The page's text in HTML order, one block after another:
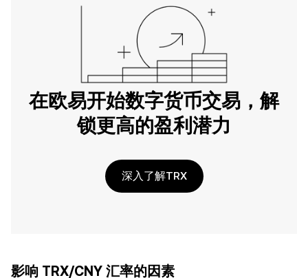
在欧易开始数字货币交易，解
锁更高的盈利潜力
深入了解TRX
影响 TRX/CNY 汇率的因素